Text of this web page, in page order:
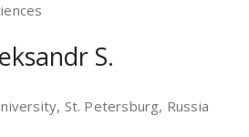
S.
St. Petersburg, Russia